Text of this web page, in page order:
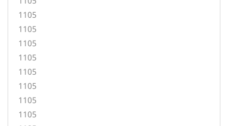
1105
1105
1105
1105
1105
1105
1105
1105